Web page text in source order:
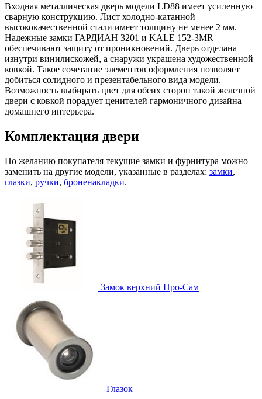
Входная металлическая дверь модели LD88 имеет усиленную
сварную конструкцию. Лист холодно-катанной
высококачественной стали имеет толщину не менее 2 мм.
Надежные замки ГАРДИАН 3201 и KALE 152-3MR
обеспечивают защиту от проникновений. Дверь отделана
изнутри винилискожей, а снаружи украшена художественной
ковкой. Такое сочетание элементов оформления позволяет
добиться солидного и презентабельного вида модели.
Возможность выбирать цвет для обеих сторон такой железной
двери с ковкой порадует ценителей гармоничного дизайна
домашнего интерьера.
Комплектация двери
По желанию покупателя текущие замки и фурнитура можно
заменить на другие модели, указанные в разделах: замки,
глазки, ручки, броненакладки.
Замок верхний Про-Сам
Глазок